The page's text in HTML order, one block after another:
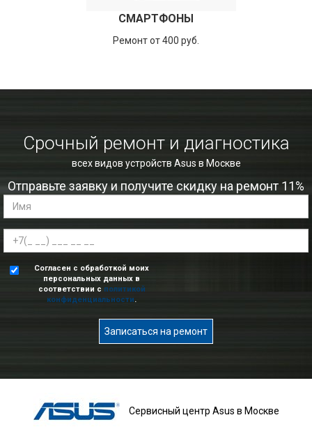
СМАРТФОНЫ
Ремонт от 400 руб.
Срочный ремонт и диагностика
всех видов устройств Asus в Москве
Отправьте заявку и получите скидку на ремонт 11%
Согласен с обработкой моих
персональных данных в
соответствии с политикой
конфиденциальности.
Записаться на ремонт
Сервисный центр Asus в Москве